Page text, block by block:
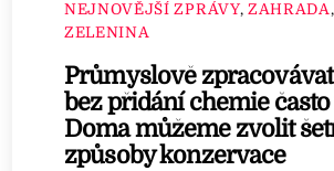
NEJNOVĚJŠÍ ZPRÁVY, ZAHRADA,
ZELENINA
Průmyslově
bez přidání chemie často
Doma můžeme zvolit
způsoby konzervace